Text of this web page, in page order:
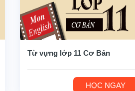
Từ vựng lớp 11 Cơ Bản
HỌC NGAY